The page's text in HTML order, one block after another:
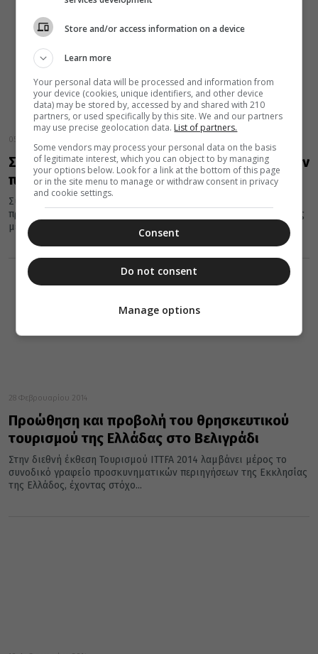
05 Μαρτίου 2014
Συνεχίζονται οι δράσεις της Εκκλησίας για την
προώθηση του θρησκευτικού τουρισμού
Συνεχίζονται οι δράσεις της Εκκλησίας της Ελλάδος για την
προώθηση και προβολή του θρησκευτικού τουρισμού της χώρας
με τη...
28 Φεβρουαρίου 2014
Προώθηση και προβολή του θρησκευτικού
τουρισμού της Ελλάδας στο Βελιγράδι
Στην διεθνή έκθεση Τουρισμού ITTFA 2014 λαμβάνει μέρος το
συνοδικό γραφείο προσκυνηματικών περιηγήσεων της Εκκλησίας
της Ελλάδος, έχοντας στόχο...
Store and/or access information on a device
Learn more
Your personal data will be processed and information from
your device (cookies, unique identifiers, and other device
data) may be stored by, accessed by and shared with 210
partners, or used specifically by this site. We and our partners
may use precise geolocation data. List of partners.
Some vendors may process your personal data on the basis
of legitimate interest, which you can object to by managing
your options below. Look for a link at the bottom of this page
or in the site menu to manage or withdraw consent in privacy
and cookie settings.
Consent
Do not consent
Manage options